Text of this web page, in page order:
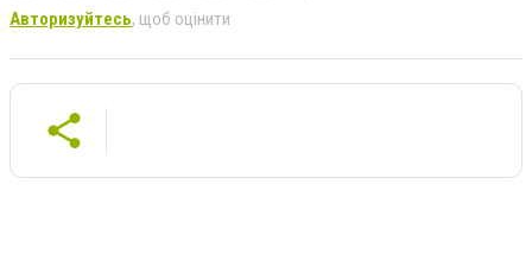
Авторизуйтесь, щоб оцінити